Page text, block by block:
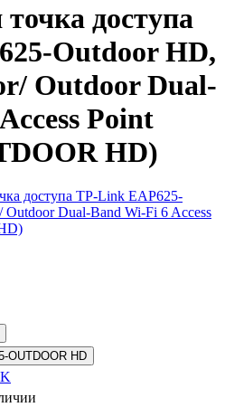
точка доступа
Outdoor HD,
Outdoor Dual-
Point
HD)
OUTDOOR HD